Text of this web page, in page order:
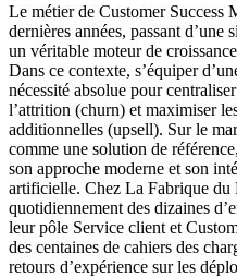
Le métier de Customer Success
dernières années, passant
un véritable moteur de
Dans ce contexte, s’équiper
nécessité absolue pour
l’attrition (churn) et maximiser
additionnelles (upsell). Sur le
comme une solution de
son approche moderne et son
artificielle. Chez La Fabrique du
quotidiennement des dizaines
leur pôle Service client et
des centaines de cahiers des
retours d’expérience sur les